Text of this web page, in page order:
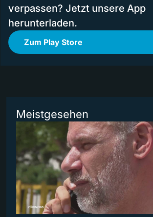
verpassen? Jetzt unsere App
herunterladen.
Zum Play Store
Meistgesehen